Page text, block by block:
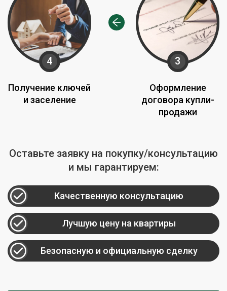
3
Оформление
договора купли-
продажи
4
Получение ключей
и заселение
Оставьте заявку на покупку/консультацию
и мы гарантируем:
Качественную консультацию
Лучшую цену на квартиры
Безопасную и официальную сделку